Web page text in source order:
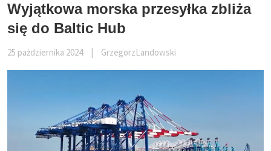
Wyjątkowa morska przesyłka zbliża
się do Baltic Hub
25 pażdziernika 2024 GrzegorzLandowski